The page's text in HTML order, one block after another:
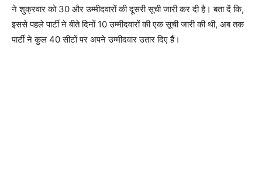
ने शुक्रवार को 30 और उम्मीदवारों की दूसरी सूची जारी कर दी है। बता दें कि,
इससे पहले पार्टी ने बीते दिनों 10 उम्मीदवारों की एक सूची जारी की थी, अब तक
पार्टी ने कुल 40 सीटों पर अपने उम्मीदवार उतार दिए हैं।